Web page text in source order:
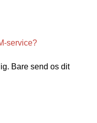
service?
Bare send os dit